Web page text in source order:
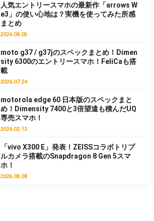
人気エントリースマホの最新作「arrows W
e3」の使い心地は？実機を使ってみた所感
まとめ
2026.08.05
moto g37 / g37jのスペックまとめ！Dimen
sity 6300のエントリースマホ！FeliCaも搭
載
2026.07.24
motorola edge 60 日本版のスペックまと
め！Dimensity 7400と3倍望遠も積んだUQ
専売スマホ！
2026.02.13
「vivo X300 E」発表！ZEISSコラボトリプ
ルカメラ搭載のSnapdragon 8 Gen 5スマ
ホ！
2026.08.08